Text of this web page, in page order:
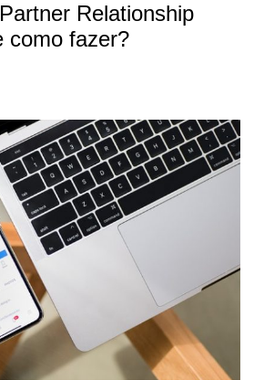
Relationship
como fazer?